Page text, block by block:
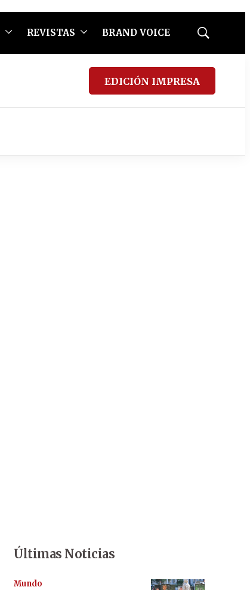
REVISTAS BRAND VOICE
Mostrar
EDICIÓN IMPRESA
Últimas Noticias
Mundo